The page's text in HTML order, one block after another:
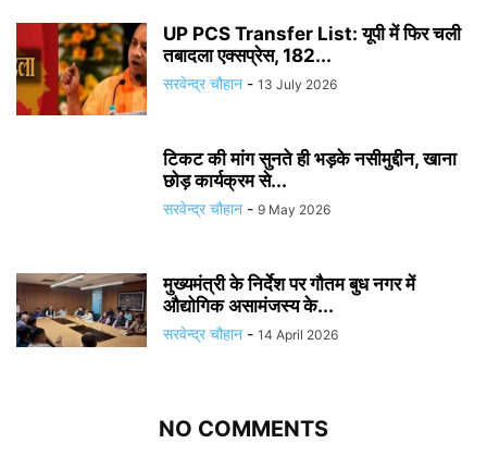
UP PCS Transfer List: यूपी में फिर चली
तबादला एक्सप्रेस, 182...
सरवेन्द्र चौहान - 13 July 2026
टिकट की मांग सुनते ही भड़के नसीमुद्दीन, खाना
छोड़ कार्यक्रम से...
सरवेन्द्र चौहान - 9 May 2026
मुख्यमंत्री के निर्देश पर गौतम बुध नगर में
औद्योगिक असामंजस्य के...
सरवेन्द्र चौहान - 14 April 2026
NO COMMENTS